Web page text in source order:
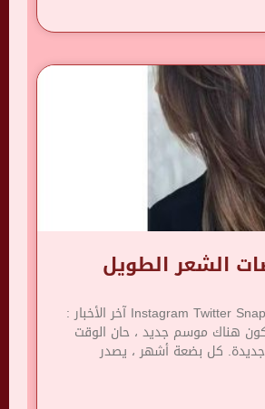
الشعر الطويل
Instagram Twitter Snapchat Youtube آخر الأخبار :
هناك موسم جديد ، حان الوقت
كل بضعة أشهر ، يصدر